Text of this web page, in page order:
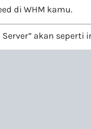
di WHM kamu.
akan seperti